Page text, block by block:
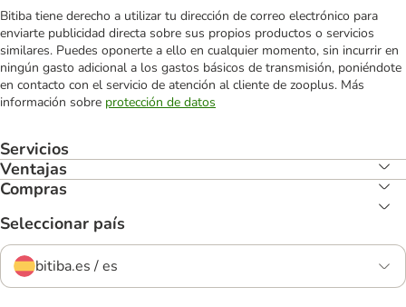
Bitiba tiene derecho a utilizar tu dirección de correo electrónico para
enviarte publicidad directa sobre sus propios productos o servicios
similares. Puedes oponerte a ello en cualquier momento, sin incurrir en
ningún gasto adicional a los gastos básicos de transmisión, poniéndote
en contacto con el servicio de atención al cliente de zooplus. Más
información sobre protección de datos
Servicios
Ventajas
Compras
Seleccionar país
bitiba.es / es